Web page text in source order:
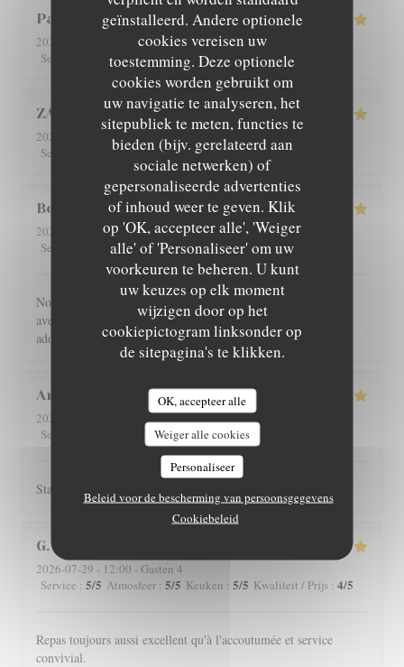
geïnstalleerd. Andere optionele
cookies vereisen uw
toestemming. Deze optionele
cookies worden gebruikt om
uw navigatie te analyseren, het
sitepubliek te meten, functies te
bieden (bijv. gerelateerd aan
sociale netwerken) of
gepersonaliseerde advertenties
of inhoud weer te geven. Klik
op 'OK, accepteer alle', 'Weiger
alle' of 'Personaliseer' om uw
voorkeuren te beheren. U kunt
uw keuzes op elk moment
wijzigen door op het
cookiepictogram linksonder op
de sitepagina's te klikken.
OK, accepteer alle
Weiger alle cookies
Personaliseer
Beleid voor de bescherming van persoonsgegevens
Cookiebeleid
Patricia C
2026-08-01
- 12:30 - Gasten 4
Service
Atmosfeer:5/5 Keuken: 5/5 Kwaliteit / Prijs
ZAN
2026-07-29
- 19:00 - Gasten 2
Service
Atmosfeer :5/5 Keuken:5/5 Kwaliteit / Prijs
Benoît
2026-07-30
- 21:00 - Gasten 4
Service
Atmosfeer :5/5 Keuken:5/5 Kwaliteit / Prijs
Nous avons été très bien reçu et servi, accueil très chaleureux,
avec des produits de bonne qualité, très bon restaurant. J'ai
adoré.
Angie
2026-07-31
- 12:00 - Gasten 2
Service
Atmosfeer:4/5 Keuken: 4/5
Staff is really friendly and food is nicely served.
G
2026-07-29 - 12:00 - Gasten 4
Service : 5/5 Atmosfeer : 5/5 Keuken : 5/5 Kwaliteit / Prijs : 4/5
Repas toujours aussi excellent qu'à l'accoutumée et service
convivial.